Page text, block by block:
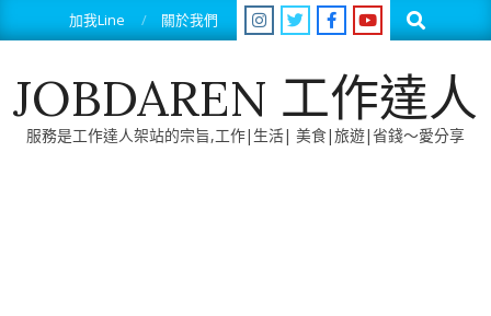
to
加我Line 關於我們 Search
JOBDAREN 工作達人
服務是工作達人架站的宗旨,工作|生活| 美食|旅遊|省錢～愛分享